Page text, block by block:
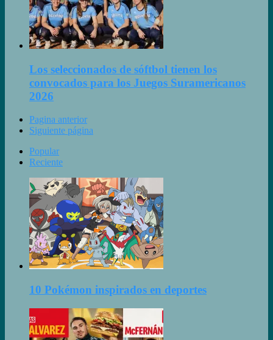
Los seleccionados de sóftbol tienen los
convocados para los Juegos Suramericanos
2026
Pagina anterior
Siguiente página
Popular
Reciente
10 Pokémon inspirados en deportes